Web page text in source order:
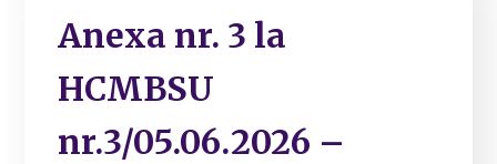
Anexa nr. 3 la
HCMBSU
nr.3/05.06.2026 –